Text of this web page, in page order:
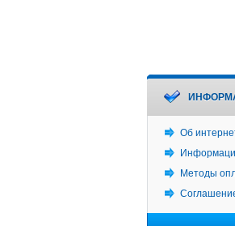
Об
Методы